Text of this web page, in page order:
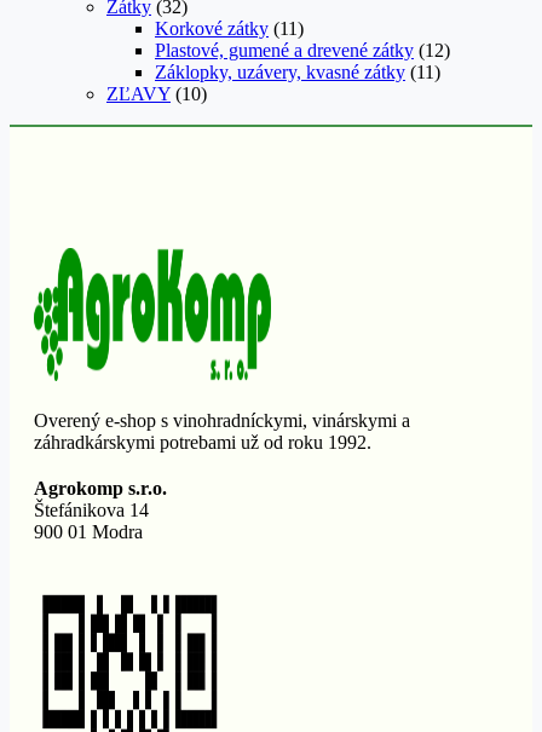
Zátky (32)
Korkové zátky (11)
Plastové, gumené a drevené zátky (12)
Záklopky, uzávery, kvasné zátky (11)
ZĽAVY (10)
Overený e-shop s vinohradníckymi, vinárskymi a
záhradkárskymi potrebami už od roku 1992.
Agrokomp s.r.o.
Štefánikova 14
900 01 Modra